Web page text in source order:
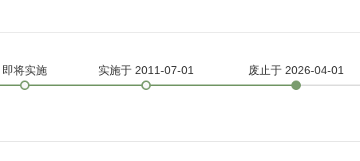
即将实施 实施于 2011-07-01 废止于 2026-04-01